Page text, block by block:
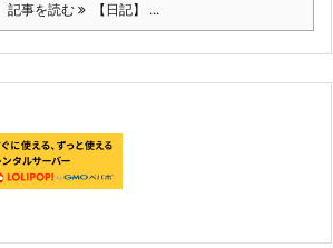
記事を読む 【日記】 ...